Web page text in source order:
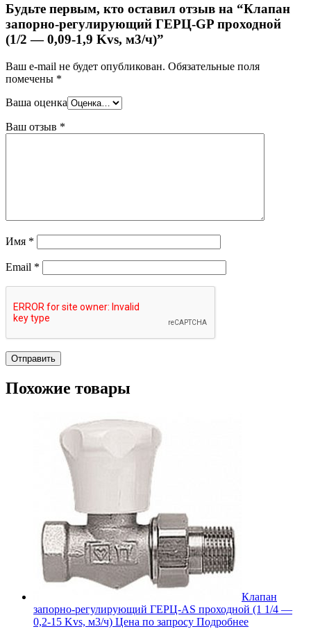
Будьте первым, кто оставил отзыв на “Клапан
запорно-регулирующий ГЕРЦ-GP проходной
(1/2 — 0,09-1,9 Kvs, м3/ч)”
Ваш e-mail не будет опубликован. Обязательные поля
помечены *
Ваша оценка
Ваш отзыв *
Имя *
Email *
Похожие товары
Клапан
запорно-регулирующий ГЕРЦ-AS проходной (1 1/4 —
0,2-15 Kvs, м3/ч) Цена по запросу Подробнее